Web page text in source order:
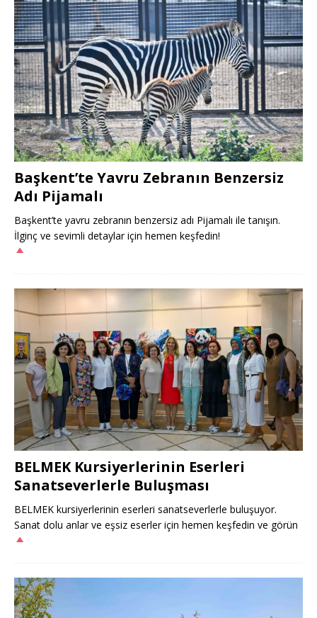
Başkent’te Yavru Zebranın Benzersiz
Adı Pijamalı
Başkent’te yavru zebranın benzersiz adı Pijamalı ile tanışın.
İlginç ve sevimli detaylar için hemen keşfedin!
BELMEK Kursiyerlerinin Eserleri
Sanatseverlerle Buluşması
BELMEK kursiyerlerinin eserleri sanatseverlerle buluşuyor.
Sanat dolu anlar ve eşsiz eserler için hemen keşfedin ve görün